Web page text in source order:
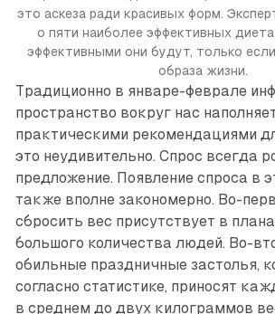
это аскеза ради красивых форм.
о пяти наиболее эффективных
эффективными они будут, только
образа жизни.
Традиционно в январе-феврале
пространство вокруг нас
практическими рекомендациями
это неудивительно. Спрос всегда
предложение. Появление спроса в
также вполне закономерно. Во-
сбросить вес присутствует в
большого количества людей. Во-
обильные праздничные застолья,
согласно статистике, приносят
в среднем до двух килограммов